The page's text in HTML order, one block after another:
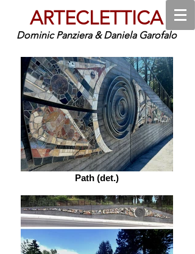
ARTECLETTICA
Dominic Panziera & Daniela Garofalo
Path (det.)